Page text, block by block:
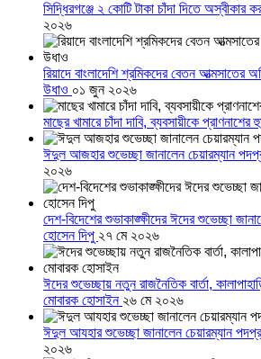
সিদ্ধিরগঞ্জে ২ কোটি টাকা চাঁদা দিতে অস্বীকার
২০২৬
রিয়াদে বাংলাদেশি শ্রমিকদের বেতন
উধাও ০১ জুন ২০২৬
মাছের খামারে চাঁদা দাবি, ব্যবসায়ীকে প্রাণনাশের
ঈদুল আজহার শুভেচ্ছা জানালেন চেয়ারম্যান
২০২৬
দেশ-বিদেশের শুভাকাঙ্ক্ষীদের ঈদের শুভেচ্ছা
হোসেন দিপু ২৭ মে ২০২৬
ঈদের শুভেচ্ছায় নতুন রাজনৈতিক বার্তা,
মোবারক হোসাইন ২৬ মে ২০২৬
ঈদুল আযহার শুভেচ্ছা জানালেন চেয়ারম্যান
২০২৬